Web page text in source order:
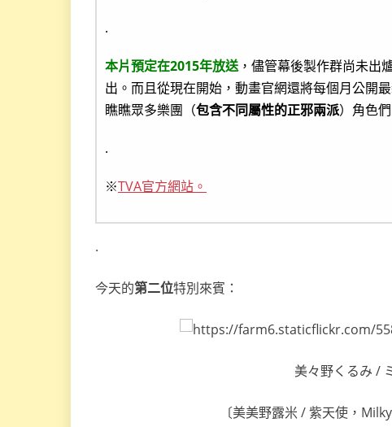
.
本片預定在2015年放送，儘管幕後製作群尚未出
出。而且從現在開始，動畫官網還將每個月公開
瞧瞧眾多樂團（包含不同屬性的正邪兩派）角色
.
※TVA官方網站。
.
今天的第二位特別來賓：
美々野くるみ /
〔美美野露米 / 紫天使，